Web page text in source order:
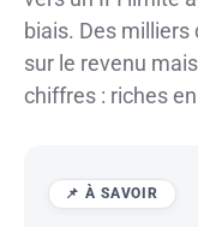
biais. Des milliers
sur le revenu
chiffres : riches